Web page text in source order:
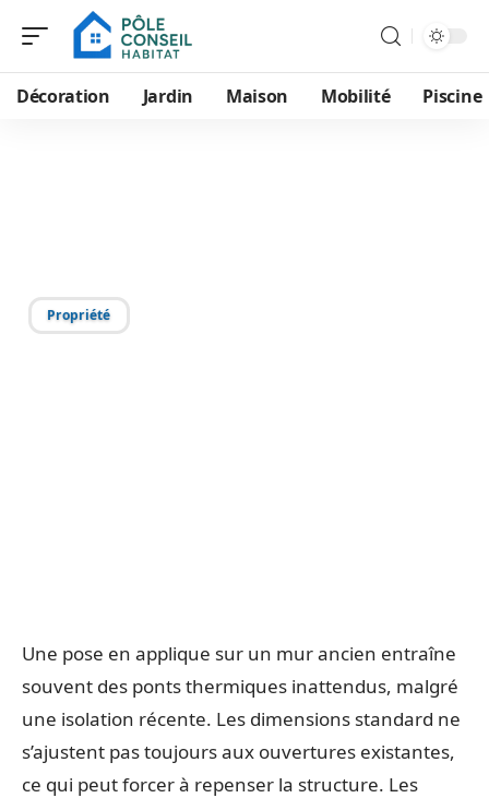
Décoration Jardin Maison Mobilité Piscine
Propriété
Une pose en applique sur un mur ancien entraîne
souvent des ponts thermiques inattendus, malgré
une isolation récente. Les dimensions standard ne
s’ajustent pas toujours aux ouvertures existantes,
ce qui peut forcer à repenser la structure. Les